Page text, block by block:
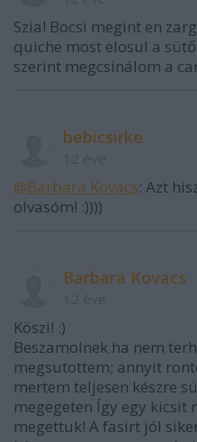
Szia! Bocsi megint en
quiche most elosul a
szerint megcsinálom a
bebicsirke
@Barbara Kovacs: Azt
olvasóm! :))))
Barbara Kovacs
Köszi! :)
Beszamolnek ha nem
megsutottem; annyit
mertem teljesen készre
megegeten Így egy kicsit
megettuk! A fasirt jól